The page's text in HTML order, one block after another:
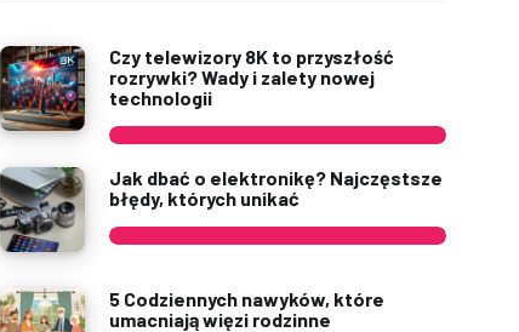
Czy telewizory 8K to przyszłość
rozrywki? Wady i zalety nowej
technologii
Jak dbać o elektronikę? Najczęstsze
błędy, których unikać
5 Codziennych nawyków, które
umacniają więzi rodzinne